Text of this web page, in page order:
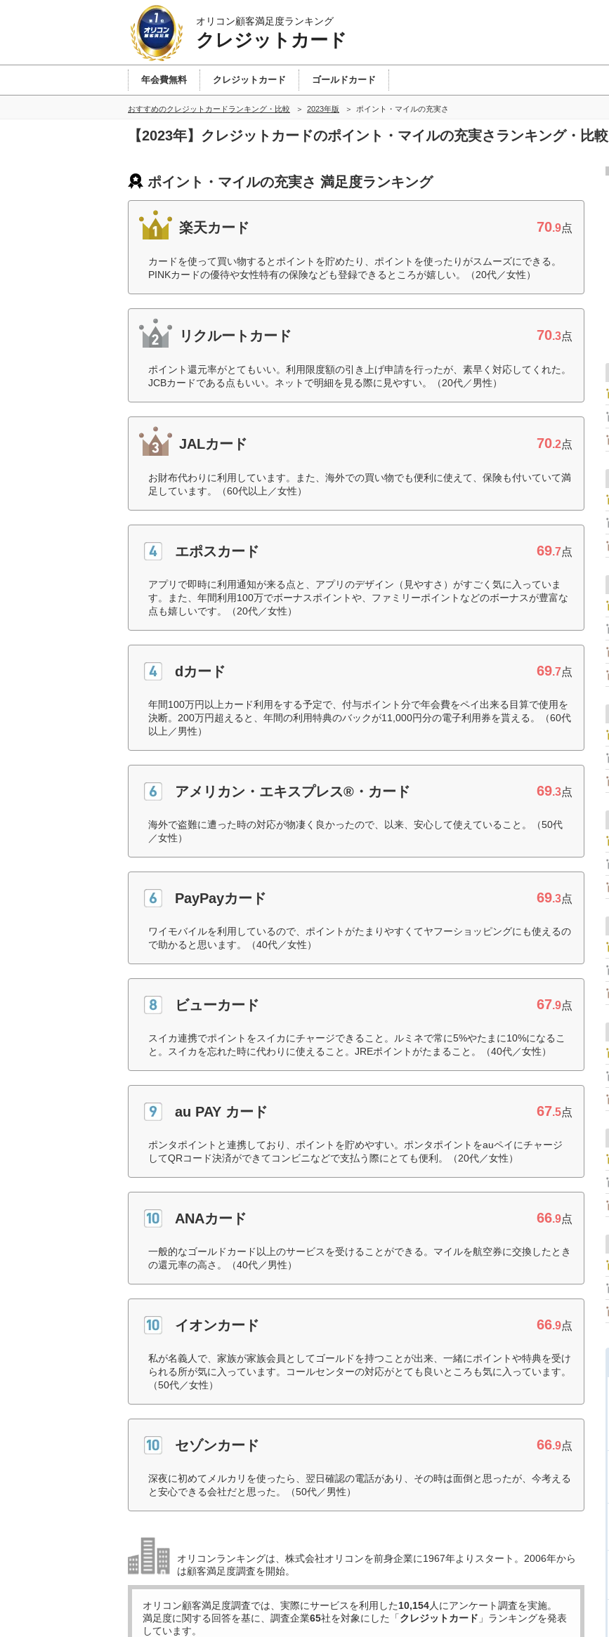
オリコン顧客満足度ランキング
クレジットカード
年会費無料 クレジットカード ゴールドカード
おすすめのクレジットカードランキング・比較 2023年版 ポイント・マイルの充実さ
【2023年】クレジットカードのポイント・マイルの充実さランキング・比較
ポイント・マイルの充実さ 満足度ランキング
楽天カード 70.9点
カードを使って買い物するとポイントを貯めたり、ポイントを使ったりがスムーズにできる。
PINKカードの優待や女性特有の保険なども登録できるところが嬉しい。（20代／女性）
リクルートカード 70.3点
ポイント還元率がとてもいい。利用限度額の引き上げ申請を行ったが、素早く対応してくれた。
JCBカードである点もいい。ネットで明細を見る際に見やすい。（20代／男性）
JALカード 70.2点
お財布代わりに利用しています。また、海外での買い物でも便利に使えて、保険も付いていて満
足しています。（60代以上／女性）
エポスカード 69.7点
アプリで即時に利用通知が来る点と、アプリのデザイン（見やすさ）がすごく気に入っていま
す。また、年間利用100万でボーナスポイントや、ファミリーポイントなどのボーナスが豊富な
点も嬉しいです。（20代／女性）
dカード 69.7点
年間100万円以上カード利用をする予定で、付与ポイント分で年会費をペイ出来る目算で使用を
決断。200万円超えると、年間の利用特典のバックが11,000円分の電子利用券を貰える。（60代
以上／男性）
アメリカン・エキスプレス®・カード 69.3点
海外で盗難に遭った時の対応が物凄く良かったので、以来、安心して使えていること。（50代
／女性）
PayPayカード 69.3点
ワイモバイルを利用しているので、ポイントがたまりやすくてヤフーショッピングにも使えるの
で助かると思います。（40代／女性）
ビューカード 67.9点
スイカ連携でポイントをスイカにチャージできること。ルミネで常に5%やたまに10%になるこ
と。スイカを忘れた時に代わりに使えること。JREポイントがたまること。（40代／女性）
au PAY カード 67.5点
ポンタポイントと連携しており、ポイントを貯めやすい。ポンタポイントをauペイにチャージ
してQRコード決済ができてコンビニなどで支払う際にとても便利。（20代／女性）
ANAカード 66.9点
一般的なゴールドカード以上のサービスを受けることができる。マイルを航空券に交換したとき
の還元率の高さ。（40代／男性）
イオンカード 66.9点
私が名義人で、家族が家族会員としてゴールドを持つことが出来、一緒にポイントや特典を受け
られる所が気に入っています。コールセンターの対応がとても良いところも気に入っています。
（50代／女性）
セゾンカード 66.9点
深夜に初めてメルカリを使ったら、翌日確認の電話があり、その時は面倒と思ったが、今考える
と安心できる会社だと思った。（50代／男性）
オリコンランキングは、株式会社オリコンを前身企業に1967年よりスタート。2006年から
は顧客満足度調査を開始。
オリコン顧客満足度調査では、実際にサービスを利用した10,154人にアンケート調査を実施。
満足度に関する回答を基に、調査企業65社を対象にした「クレジットカード 」ランキングを発表
しています。